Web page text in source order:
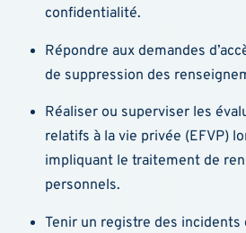
confidentialité.
Répondre aux demandes
de suppression des
Réaliser ou superviser les
relatifs à la vie privée (EFVP)
impliquant le traitement de
personnels.
Tenir un registre des